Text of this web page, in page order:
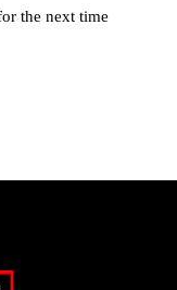
the next time